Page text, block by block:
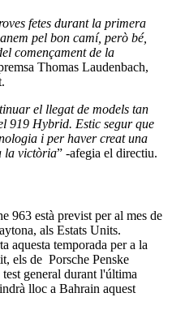
fetes durant la primera
pel bon camí, però bé,
començament de la
Thomas Laudenbach,
el llegat de models tan
919 Hybrid. Estic segur que
i per haver creat una
la victòria” -afegia el directiu.
963 està previst per al mes de
als Estats Units.
aquesta temporada per a la
els de Porsche Penske
general durant l'última
lloc a Bahrain aquest